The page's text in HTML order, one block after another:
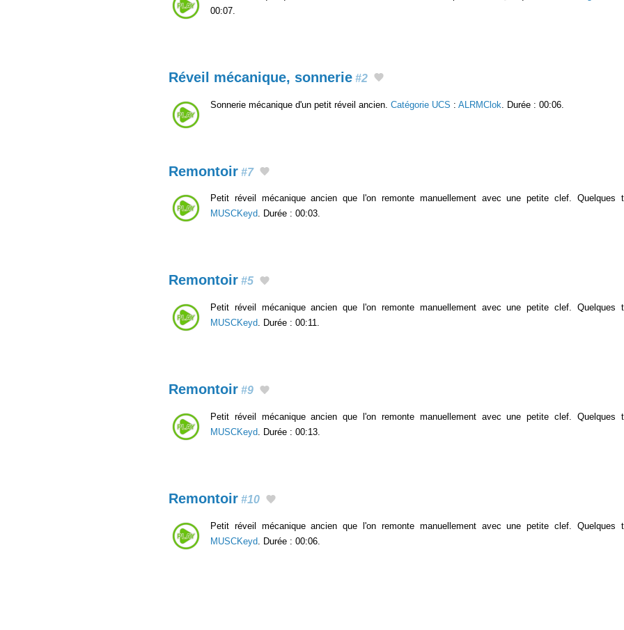
00:07.
Réveil mécanique, sonnerie #2
Sonnerie mécanique d'un petit réveil ancien. Catégorie UCS : ALRMClok . Durée : 00:06.
Remontoir #7
Petit réveil mécanique ancien que l'on remonte manuellement avec une petite clef. Quelques
MUSCKeyd. Durée : 00:03.
Remontoir #5
Petit réveil mécanique ancien que l'on remonte manuellement avec une petite clef. Quelques
MUSCKeyd. Durée : 00:11.
Remontoir #9
Petit réveil mécanique ancien que l'on remonte manuellement avec une petite clef. Quelques
MUSCKeyd. Durée : 00:13.
Remontoir #10
Petit réveil mécanique ancien que l'on remonte manuellement avec une petite clef. Quelques
MUSCKeyd . Durée : 00:06.